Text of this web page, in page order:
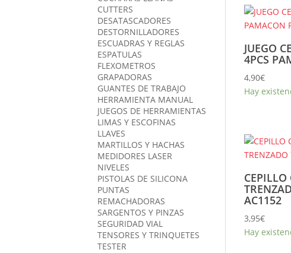
JUEGO
4PCS
4,90€
Hay
AC1152
3,95€
Hay
CUTTERS
DESATASCADORES
DESTORNILLADORES
ESCUADRAS Y REGLAS
ESPATULAS
FLEXOMETROS
GRAPADORAS
GUANTES DE TRABAJO
HERRAMIENTA MANUAL
JUEGOS DE HERRAMIENTAS
LIMAS Y ESCOFINAS
LLAVES
MARTILLOS Y HACHAS
MEDIDORES LASER
NIVELES
PISTOLAS DE SILICONA
PUNTAS
REMACHADORAS
SARGENTOS Y PINZAS
SEGURIDAD VIAL
TENSORES Y TRINQUETES
TESTER